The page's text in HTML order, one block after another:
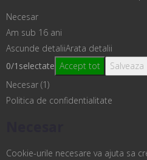
Necesar
Am sub 16 ani
Ascunde detaliiArata detalii
0/1 selectate Accept tot
Salveaza
Necesar (1)
Politica de confidentialitate
Cookie-urile necesare va ajuta sa